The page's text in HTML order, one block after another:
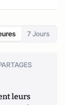
7 Jours
leurs